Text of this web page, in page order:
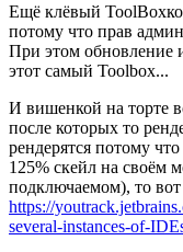
Ещё клёвый
потому что прав
При этом обновление
этот самый Toolbox...
И вишенкой на торте
после которых то
рендерятся потому
125% скейл на своём
подключаемом), то вот
https://
several-instances-of-